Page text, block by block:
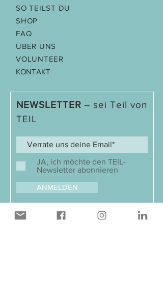
SO TEILST DU
SHOP
FAQ
ÜBER UNS
VOLUNTEER
KONTAKT
NEWSLETTER – sei Teil von
TEIL
JA, ich möchte den TEIL-
Newsletter abonnieren
ANMELDEN